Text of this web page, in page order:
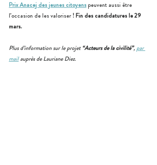
Prix Anacej des jeunes citoyens peuvent aussi être
l’occasion de les valoriser ! Fin des candidatures le 29
mars.
Plus d’information sur le projet “Acteurs de la civilité”, par
mail auprès de Lauriane Diez.